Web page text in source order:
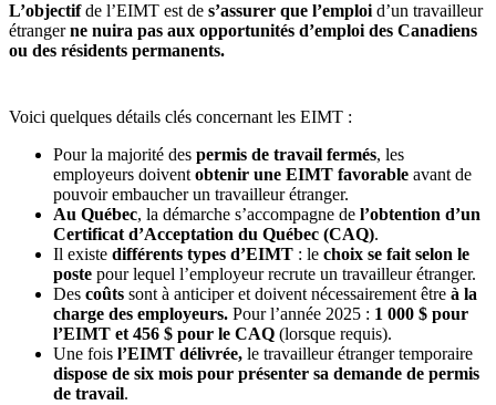
L’objectifde l’EIMT est de s’assurer que l’emploi d’un travailleur
étrangerne nuira pas aux opportunités d’emploi des Canadiens
ou des résidents permanents.
Voici quelques détails clés concernant les EIMT :
Pour la majorité des permis de travail fermés, les
employeurs doivent obtenir une EIMT favorable avant de
pouvoir embaucher un travailleur étranger.
Au Québec, la démarche s’accompagne de l’obtention d’un
Certificat d’Acceptation du Québec (CAQ).
Il existe différents types d’EIMT : le choix se fait selon le
poste pour lequel l’employeur recrute un travailleur étranger.
Des coûts sont à anticiper et doivent nécessairement être à la
charge des employeurs. Pour l’année 2025 : 1 000 $ pour
l’EIMT et 456 $ pour le CAQ (lorsque requis).
Une fois l’EIMT délivrée, le travailleur étranger temporaire
dispose de six mois pour présenter sa demande de permis
de travail.